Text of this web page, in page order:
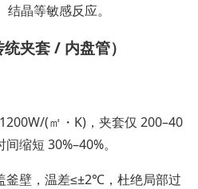
晶等敏感反应。
夹套 / 内盘管）
(㎡・K)，夹套仅 200–40
缩短 30%–40%。
釜壁，温差≤±2℃，杜绝局部过